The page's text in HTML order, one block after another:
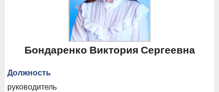
Бондаренко Виктория Сергеевна
Должность
руководитель